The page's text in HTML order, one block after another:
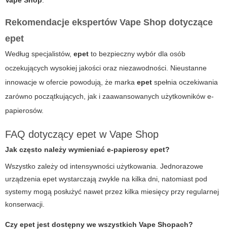
Rekomendacje ekspertów Vape Shop dotyczące
epet
Według specjalistów, epet to bezpieczny wybór dla osób
oczekujących wysokiej jakości oraz niezawodności. Nieustanne
innowacje w ofercie powodują, że marka epet spełnia oczekiwania
zarówno początkujących, jak i zaawansowanych użytkowników e-
papierosów.
FAQ dotyczący epet w Vape Shop
Jak często należy wymieniać e-papierosy epet?
Wszystko zależy od intensywności użytkowania. Jednorazowe
urządzenia epet wystarczają zwykle na kilka dni, natomiast pod
systemy mogą posłużyć nawet przez kilka miesięcy przy regularnej
konserwacji.
Czy epet jest dostępny we wszystkich Vape Shopach?